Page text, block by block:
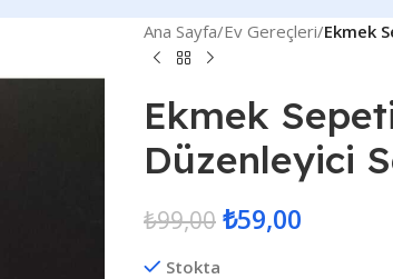
Ana Sayfa/Ev Gereçleri/Ekmek
Ekmek
Düzenleyici
₺99,00 ₺59,00
Stokta